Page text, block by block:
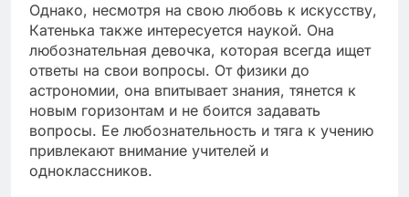
Однако, несмотря на свою любовь к искусству,
Катенька также интересуется наукой. Она
любознательная девочка, которая всегда ищет
ответы на свои вопросы. От физики до
астрономии, она впитывает знания, тянется к
новым горизонтам и не боится задавать
вопросы. Ее любознательность и тяга к учению
привлекают внимание учителей и
одноклассников.